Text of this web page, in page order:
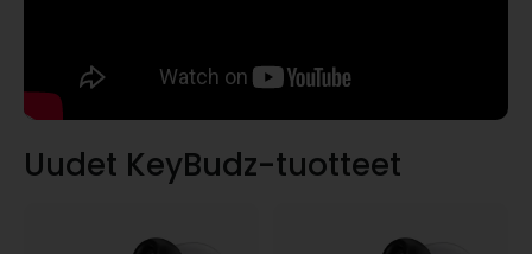
Uudet KeyBudz-tuotteet